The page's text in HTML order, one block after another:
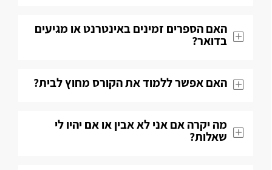
האם הספרים זמינים באינטרנט או מגיעים
בדואר?
האם אפשר ללמוד את הקורס מחוץ לבית?
מה יקרה אם אני לא אבין או אם יהיו לי
שאלות​?